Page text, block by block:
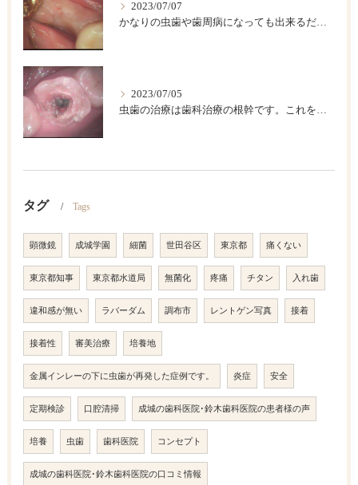
2023/07/07
かなりの虫歯や歯周病になっても出来るだけ歯は保存したいですが、歯をどうしても抜かなければならない場合があります。このような時に伝統的な入れ歯やブリッジなどによって欠損部を回復する方法がありますが、条件が合えば、インプラント治療が一番具合が良い治療法です。
2023/07/05
虫歯の治療は歯科治療の根幹です。これを精密にして歯の寿命を長くしましょう。
タグ Tags
顕微鏡 成城学園 細菌 世田谷区 東京都 痛くない
東京都知事 東京都水道局 無菌化 疼痛 チタン 入れ歯
違和感が無い ラバーダム 調布市 レントゲン写真 接着
接着性 審美治療 培養地
金属インレーの下に虫歯が再発した症例です。 炎症 安全
定期検診 口腔清掃 成城の歯科医院･鈴木歯科医院の患者様の声
培養 虫歯 歯科医院 コンセプト
成城の歯科医院･鈴木歯科医院の口コミ情報